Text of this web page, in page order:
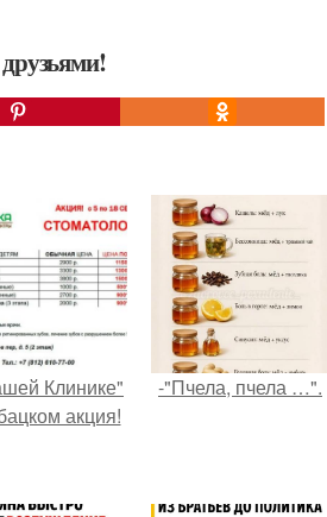
Клинике"
акция!
-"Пчела, пчела …".